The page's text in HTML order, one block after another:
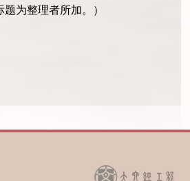
为整理者所加。）